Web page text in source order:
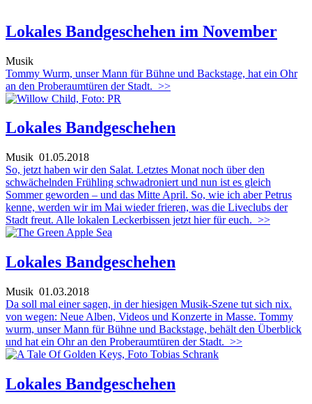
Lokales Bandgeschehen im November
Musik
Tommy Wurm, unser Mann für Bühne und Backstage, hat ein Ohr
an den Proberaumtüren der Stadt. >>
Lokales Bandgeschehen
Musik 01.05.2018
So, jetzt haben wir den Salat. Letztes Monat noch über den
schwächelnden Frühling schwadroniert und nun ist es gleich
Sommer geworden – und das Mitte April. So, wie ich aber Petrus
kenne, werden wir im Mai wieder frieren, was die Liveclubs der
Stadt freut. Alle lokalen Leckerbissen jetzt hier für euch. >>
Lokales Bandgeschehen
Musik 01.03.2018
Da soll mal einer sagen, in der hiesigen Musik-Szene tut sich nix.
von wegen: Neue Alben, Videos und Konzerte in Masse. Tommy
wurm, unser Mann für Bühne und Backstage, behält den Überblick
und hat ein Ohr an den Proberaumtüren der Stadt. >>
Lokales Bandgeschehen